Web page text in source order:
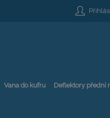
Vana do kufru Deflektory přední